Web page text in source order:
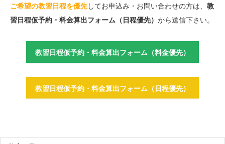
ご希望の教習日程を優先してお申込み・お問い合わせの方は、 教
習日程仮予約・料金算出フォーム（日程優先） から送信下さい。
教習日程仮予約・料金算出フォーム（料金優先）
教習日程仮予約・料金算出フォーム（日程優先）